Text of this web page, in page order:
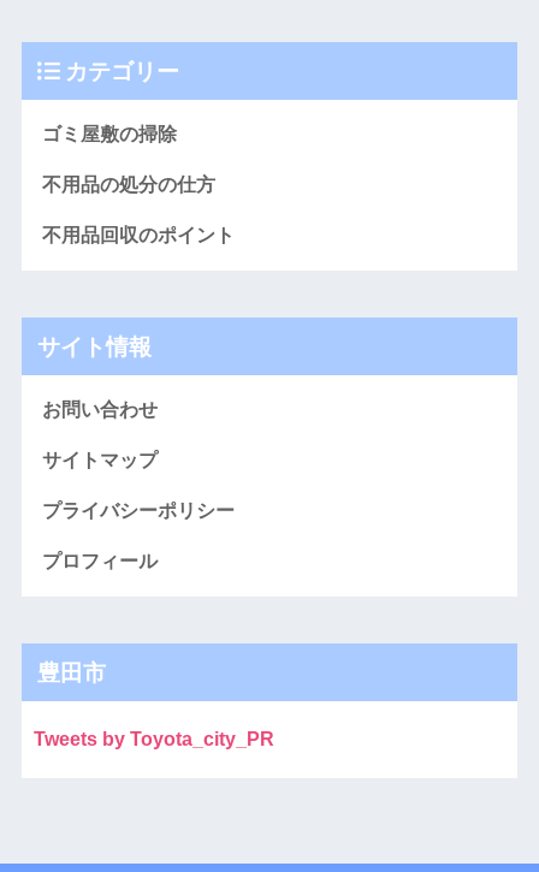
カテゴリー
ゴミ屋敷の掃除
不用品の処分の仕方
不用品回収のポイント
サイト情報
お問い合わせ
サイトマップ
プライバシーポリシー
プロフィール
豊田市
Tweets by Toyota_city_PR